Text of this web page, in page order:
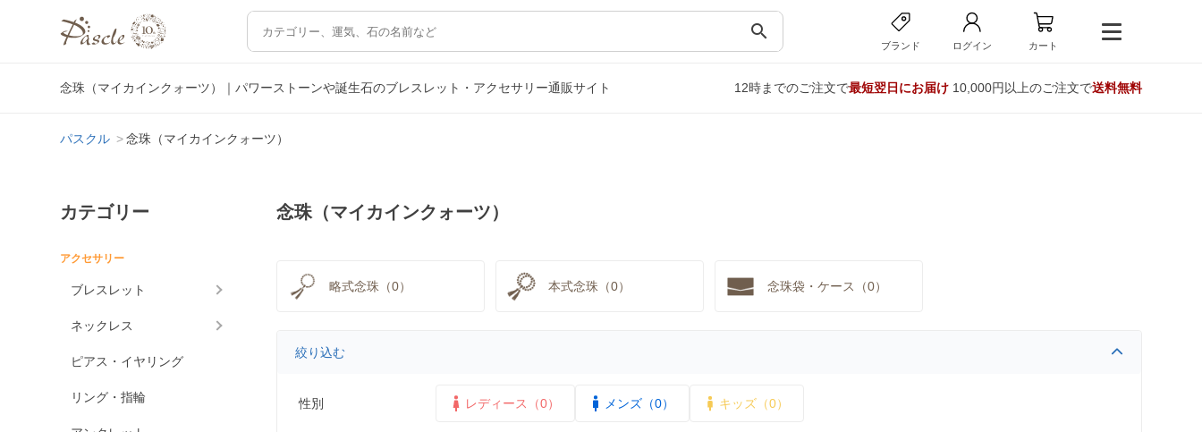
search
ブランド ログイン カート
念珠（マイカインクォーツ）｜パワーストーンや誕生石のブレスレット・アクセサリー通販サイト 12時までのご注文で最短翌日にお届け10,000円以上のご注文で送料無料
パスクル 念珠（マイカインクォーツ）
カテゴリー
アクセサリー
ブレスレット
ネックレス
ピアス・イヤリング
リング・指輪
念珠（マイカインクォーツ）
略式念珠（0） 本式念珠（0） 念珠袋・ケース（0）
絞り込む
性別 レディース（0） メンズ（0） キッズ（0）